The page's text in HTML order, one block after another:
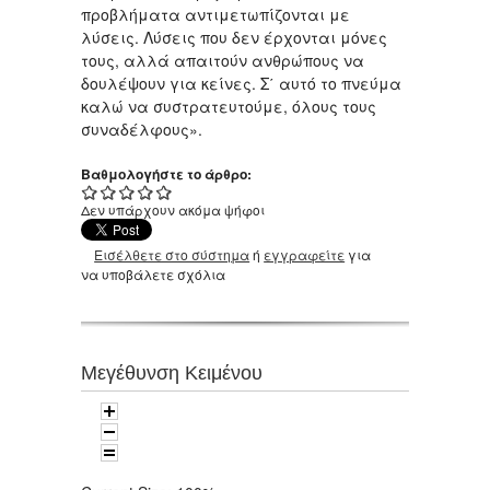
προβλήματα αντιμετωπίζονται με
λύσεις. Λύσεις που δεν έρχονται μόνες
τους, αλλά απαιτούν ανθρώπους να
δουλέψουν για κείνες. Σ΄ αυτό το πνεύμα
καλώ να συστρατευτούμε, όλους τους
συναδέλφους».
Βαθμολογήστε το άρθρο:
Δεν υπάρχουν ακόμα ψήφοι
Εισέλθετε στο σύστημαή εγγραφείτε για
να υποβάλετε σχόλια
Μεγέθυνση Κειμένου